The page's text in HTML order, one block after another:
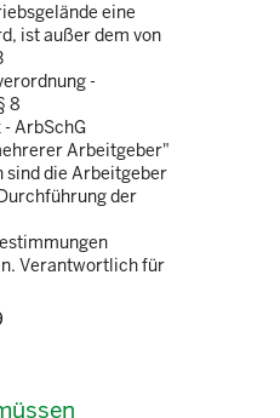
eine
ist außer dem von
-
8
ArbSchG
Arbeitgeber"
sind die Arbeitgeber
der
Verantwortlich für